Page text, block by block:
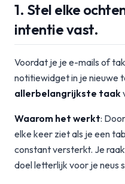
1. Stel elke
intentie vast.
Voordat je je e-mails of
notitiewidget in je nieuwe
allerbelangrijkste taak
Waarom het werkt:
elke keer ziet als je een
constant versterkt. Je
doel letterlijk voor je neus